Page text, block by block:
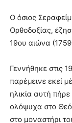
Ο όσιος
Ορθοδοξίας,
19ου αιώνα
Γεννήθηκε στις
παρέμεινε εκεί
ηλικία αυτή
ολόψυχα στο
στο μοναστήρι